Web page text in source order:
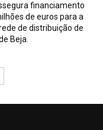
financiamento
de euros para a
de distribuição de
Beja.